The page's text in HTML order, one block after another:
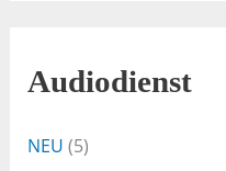
Audiodienst
NEU (5)